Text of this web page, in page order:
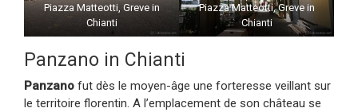
Piazza Matteotti, Greve in
Chianti
Piazza Matteotti, Greve in
Chianti
Panzano in Chianti
Panzano fut dès le moyen-âge une forteresse veillant sur
le territoire florentin. A l’emplacement de son château se